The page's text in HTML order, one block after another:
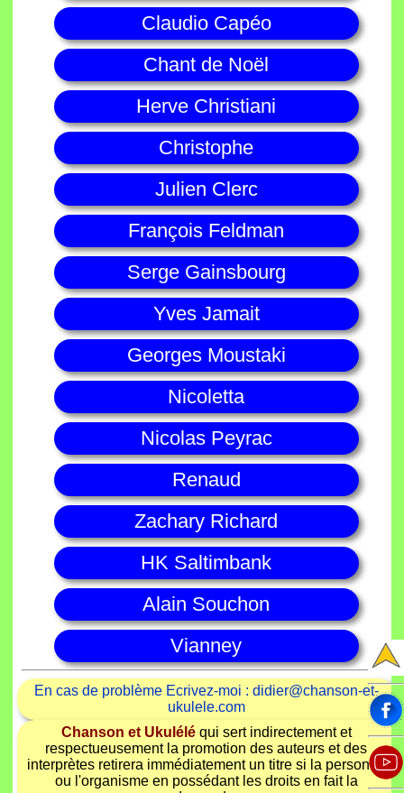
Claudio Capéo
Chant de Noël
Herve Christiani
Christophe
Julien Clerc
François Feldman
Serge Gainsbourg
Yves Jamait
Georges Moustaki
Nicoletta
Nicolas Peyrac
Renaud
Zachary Richard
HK Saltimbank
Alain Souchon
Vianney
En cas de problème Ecrivez-moi : didier@chanson-et-
ukulele.com
Chanson et Ukuléléqui sert indirectement et
respectueusement la promotion des auteurs et des
interprètes retirera immédiatement un titre si la personne
ou l'organisme en possédant les droits en fait la